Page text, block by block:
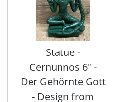
Statue -
Cernunnos 6" -
Der Gehörnte Gott
- Design from